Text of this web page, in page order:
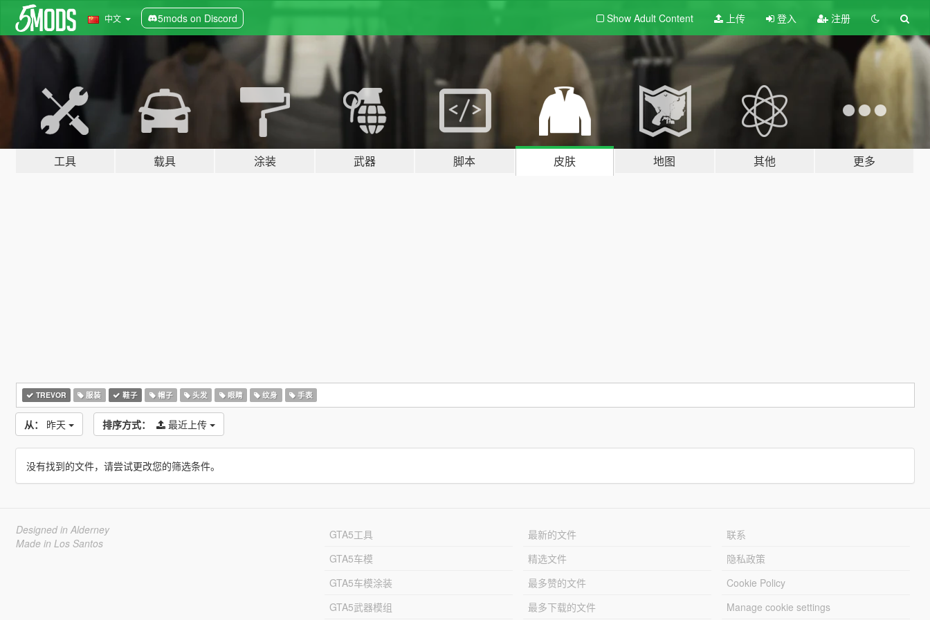
中文 5mods on Discord Show Adult Content 上传 登入 注册
工具 载具 涂装 武器 脚本 皮肤 地图 其他 更多
TREVOR 服装 鞋子 帽子 头发 眼睛 纹身 手表
从： 昨天 排序方式： 最近上传
没有找到的文件，请尝试更改您的筛选条件。
Designed in Alderney
Made in Los Santos
GTA5工具
GTA5车模
GTA5车模涂装
GTA5武器模组
最新的文件
精选文件
最多赞的文件
最多下载的文件
联系
隐私政策
Cookie Policy
Manage cookie settings